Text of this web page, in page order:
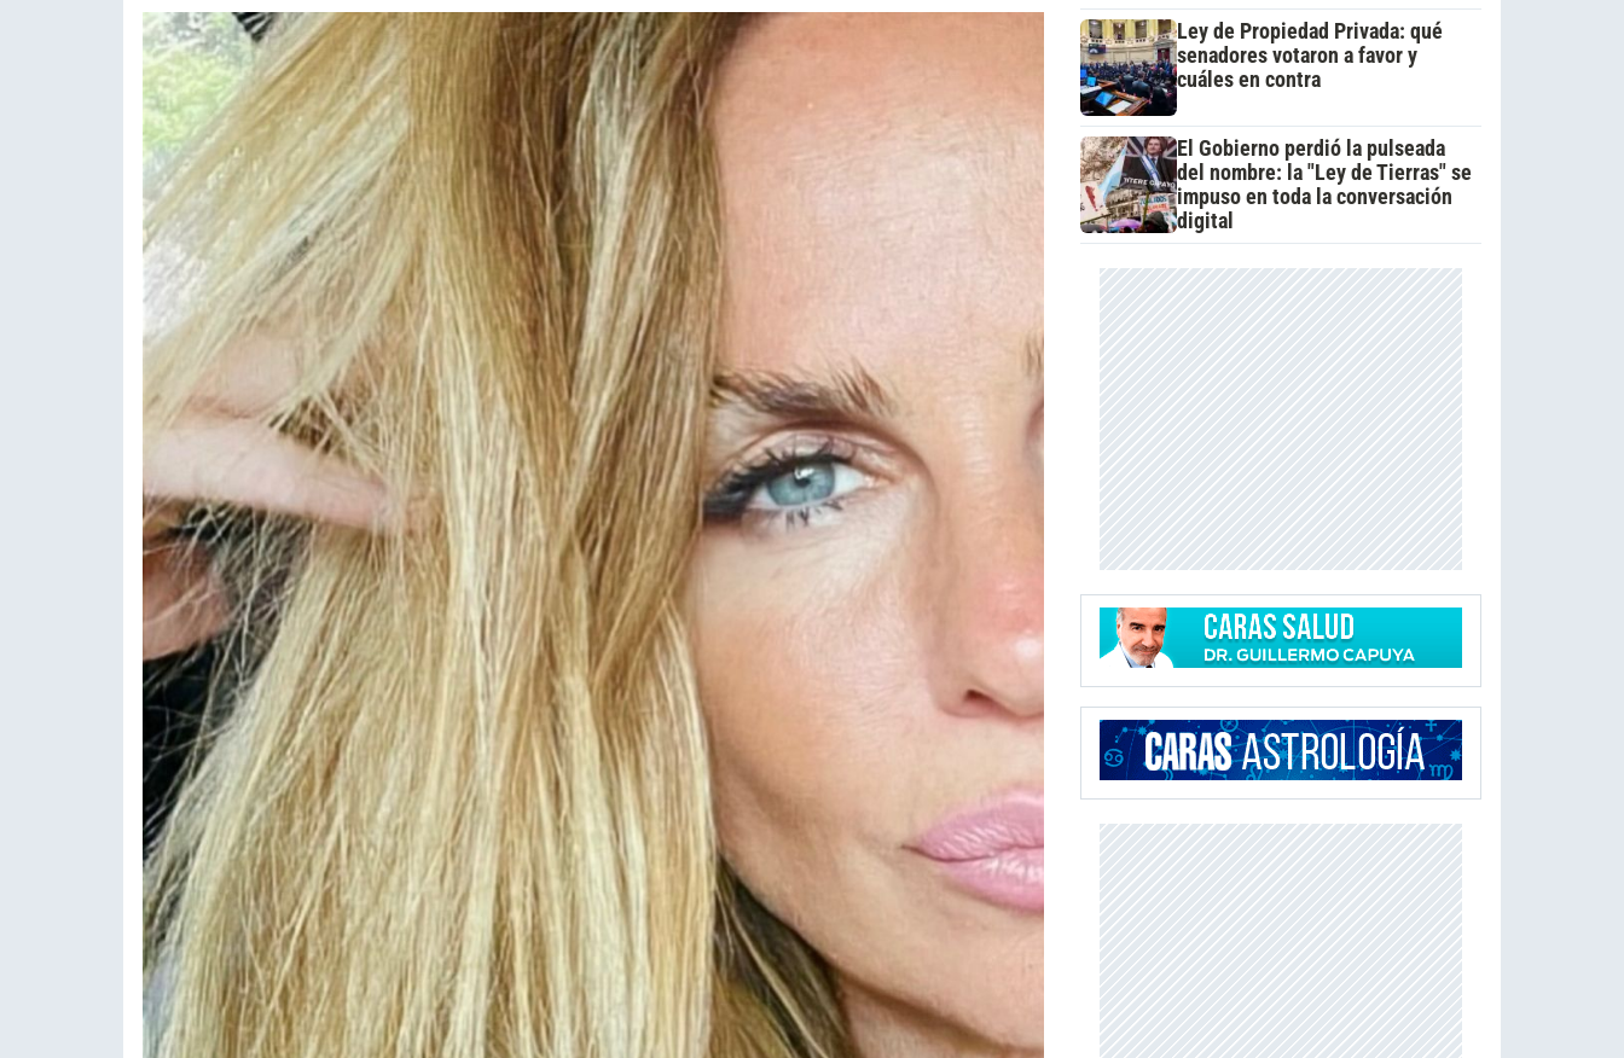
Ley de Propiedad Privada: qué
senadores votaron a favor y
cuáles en contra
El Gobierno perdió la pulseada
del nombre: la "Ley de Tierras" se
impuso en toda la conversación
digital